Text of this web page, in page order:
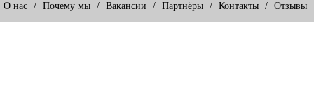
О нас / Почему мы / Вакансии / Партнёры / Контакты / Отзывы